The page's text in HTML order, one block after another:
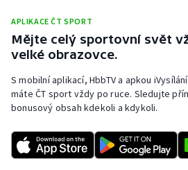
APLIKACE ČT SPORT
Mějte celý sportovní svět
velké obrazovce.
S mobilní aplikací, HbbTV a apkou
máte ČT sport vždy po ruce. Sledujte
bonusový obsah kdekoli a kdykoli.